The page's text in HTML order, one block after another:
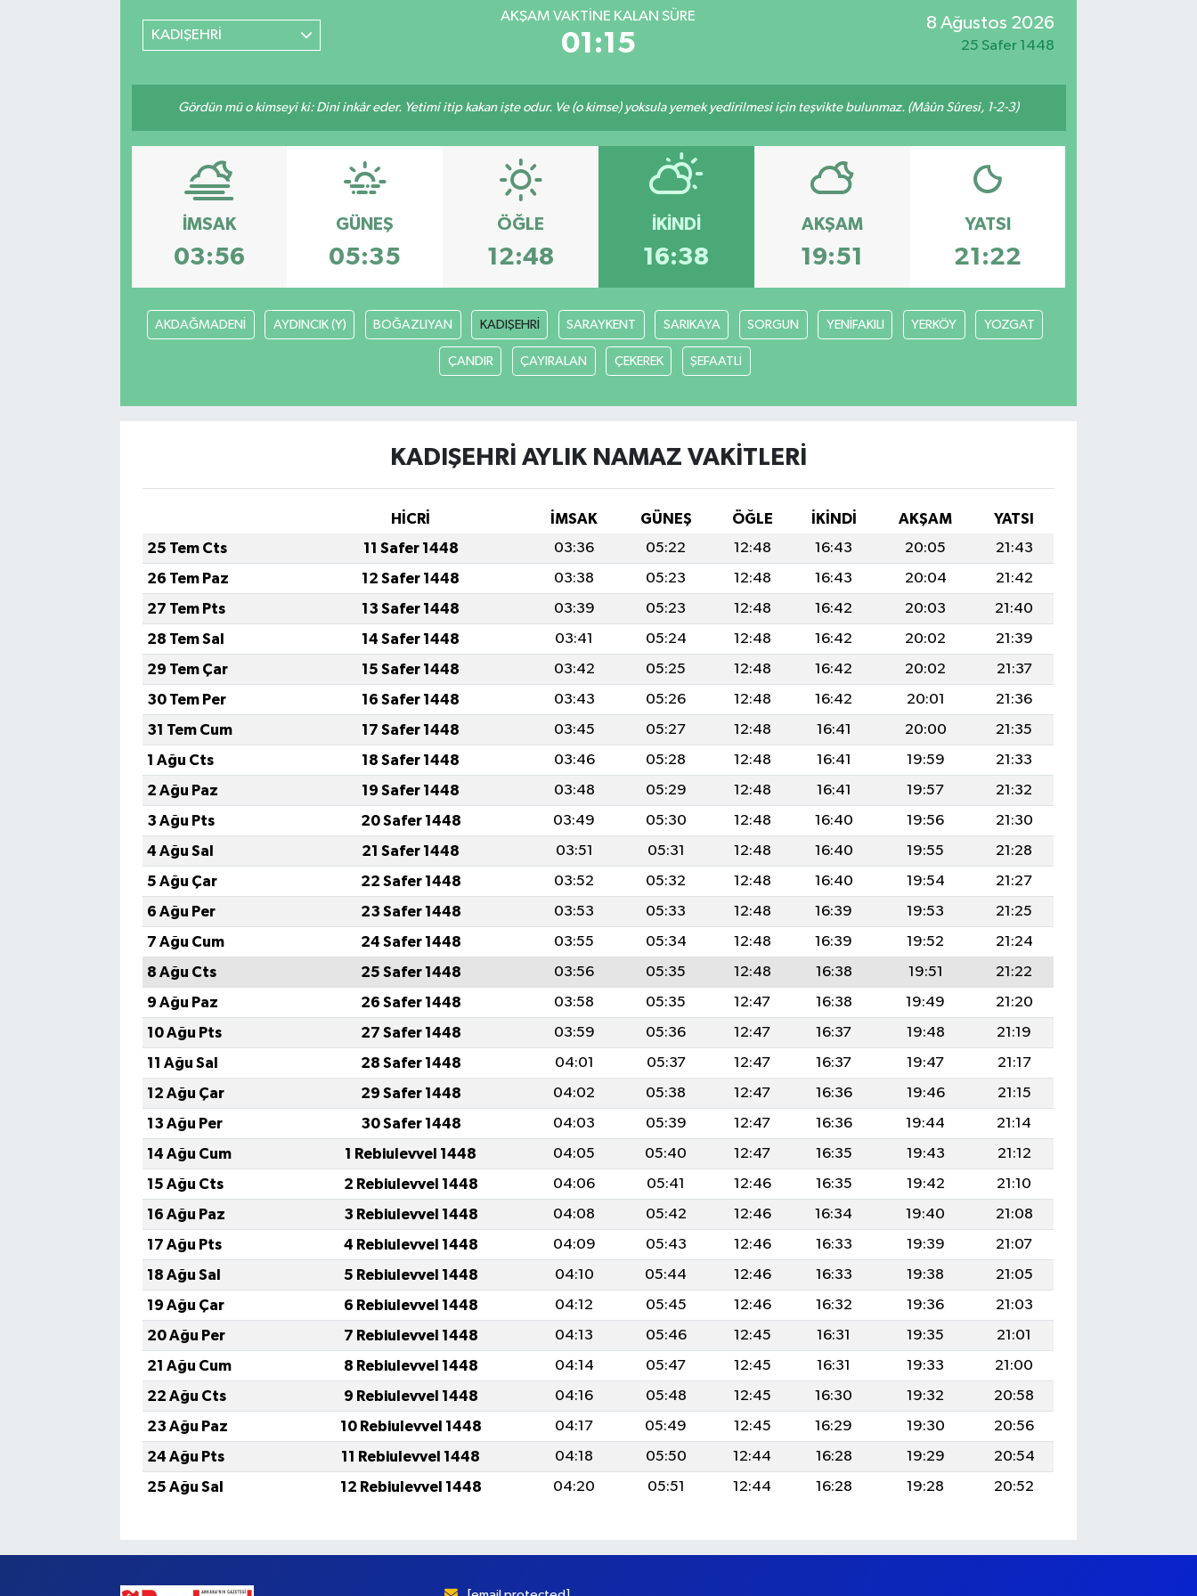
KADIŞEHRİ
AKŞAM VAKTINE KALAN SÜRE
01:15
8 Ağustos 2026
25 Safer 1448
Gördün mü o kimseyi ki: Dini inkâr eder. Yetimi itip kakan işte odur. Ve (o kimse) yoksula yemek yedirilmesi için teşvikte bulunmaz. (Mâûn Sûresi, 1-2-3)
İMSAK
03:56
GÜNEŞ
05:35
ÖĞLE
12:48
İKINDI
16:38
AKŞAM
19:51
YATSI
21:22
AKDAĞMADENİ AYDINCIK (Y) BOĞAZLIYAN KADIŞEHRİ SARAYKENT SARIKAYA SORGUN YENİFAKILI YERKÖY YOZGAT
ÇANDIR ÇAYIRALAN ÇEKEREK ŞEFAATLİ
KADIŞEHRİ AYLIK NAMAZ VAKITLERI
HİCRİ İMSAK GÜNEŞ ÖĞLE İKINDI AKŞAM
YATSI
25 Tem Cts
11 Safer 1448 03:36 05:22 12:48 16:43 20:05
21:43
26 Tem Paz
12 Safer 1448 03:38 05:23 12:48 16:43 20:04
21:42
27 Tem Pts
13 Safer 1448 03:39 05:23 12:48 16:42 20:03
21:40
28 Tem Sal
14 Safer 1448 03:41 05:24 12:48 16:42 20:02
21:39
29 Tem Çar
15 Safer 1448 03:42 05:25 12:48 16:42 20:02
21:37
30 Tem Per
16 Safer 1448 03:43 05:26 12:48 16:42 20:01
21:36
31 Tem Cum
17 Safer 1448 03:45 05:27 12:48 16:41 20:00
21:35
1 Ağu Cts
18 Safer 1448 03:46 05:28 12:48 16:41 19:59
21:33
2 Ağu Paz
19 Safer 1448 03:48 05:29 12:48 16:41 19:57
21:32
3 Ağu Pts
20 Safer 1448 03:49 05:30 12:48 16:40 19:56
21:30
4 Ağu Sal
21 Safer 1448 03:51 05:31 12:48 16:40 19:55
21:28
5 Ağu Çar
22 Safer 1448 03:52 05:32 12:48 16:40 19:54
21:27
6 Ağu Per
23 Safer 1448 03:53 05:33 12:48 16:39 19:53
21:25
7 Ağu Cum
24 Safer 1448 03:55 05:34 12:48 16:39 19:52
21:24
8 Ağu Cts
25 Safer 1448 03:56 05:35 12:48 16:38 19:51
21:22
9 Ağu Paz
26 Safer 1448 03:58 05:35 12:47 16:38 19:49
21:20
10 Ağu Pts
27 Safer 1448 03:59 05:36 12:47 16:37 19:48
21:19
11 Ağu Sal
28 Safer 1448 04:01 05:37 12:47 16:37 19:47
21:17
12 Ağu Çar
29 Safer 1448 04:02 05:38 12:47 16:36 19:46
21:15
13 Ağu Per
30 Safer 1448 04:03 05:39 12:47 16:36 19:44
21:14
14 Ağu Cum
1 Rebiulevvel 1448 04:05 05:40 12:47 16:35 19:43
21:12
15 Ağu Cts
2 Rebiulevvel 1448 04:06 05:41 12:46 16:35 19:42
21:10
16 Ağu Paz
3 Rebiulevvel 1448 04:08 05:42 12:46 16:34 19:40
21:08
17 Ağu Pts
4 Rebiulevvel 1448 04:09 05:43 12:46 16:33 19:39
21:07
18 Ağu Sal
5 Rebiulevvel 1448 04:10 05:44 12:46 16:33 19:38
21:05
19 Ağu Çar
6 Rebiulevvel 1448 04:12 05:45 12:46 16:32 19:36
21:03
20 Ağu Per
7 Rebiulevvel 1448 04:13 05:46 12:45 16:31 19:35
21:01
21 Ağu Cum
8 Rebiulevvel 1448 04:14 05:47 12:45 16:31 19:33
21:00
22 Ağu Cts
9 Rebiulevvel 1448 04:16 05:48 12:45 16:30 19:32
20:58
23 Ağu Paz
10 Rebiulevvel 1448 04:17 05:49 12:45 16:29 19:30
20:56
24 Ağu Pts
11 Rebiulevvel 1448 04:18 05:50 12:44 16:28 19:29
20:54
25 Ağu Sal
12 Rebiulevvel 1448 04:20 05:51 12:44 16:28 19:28 20:52